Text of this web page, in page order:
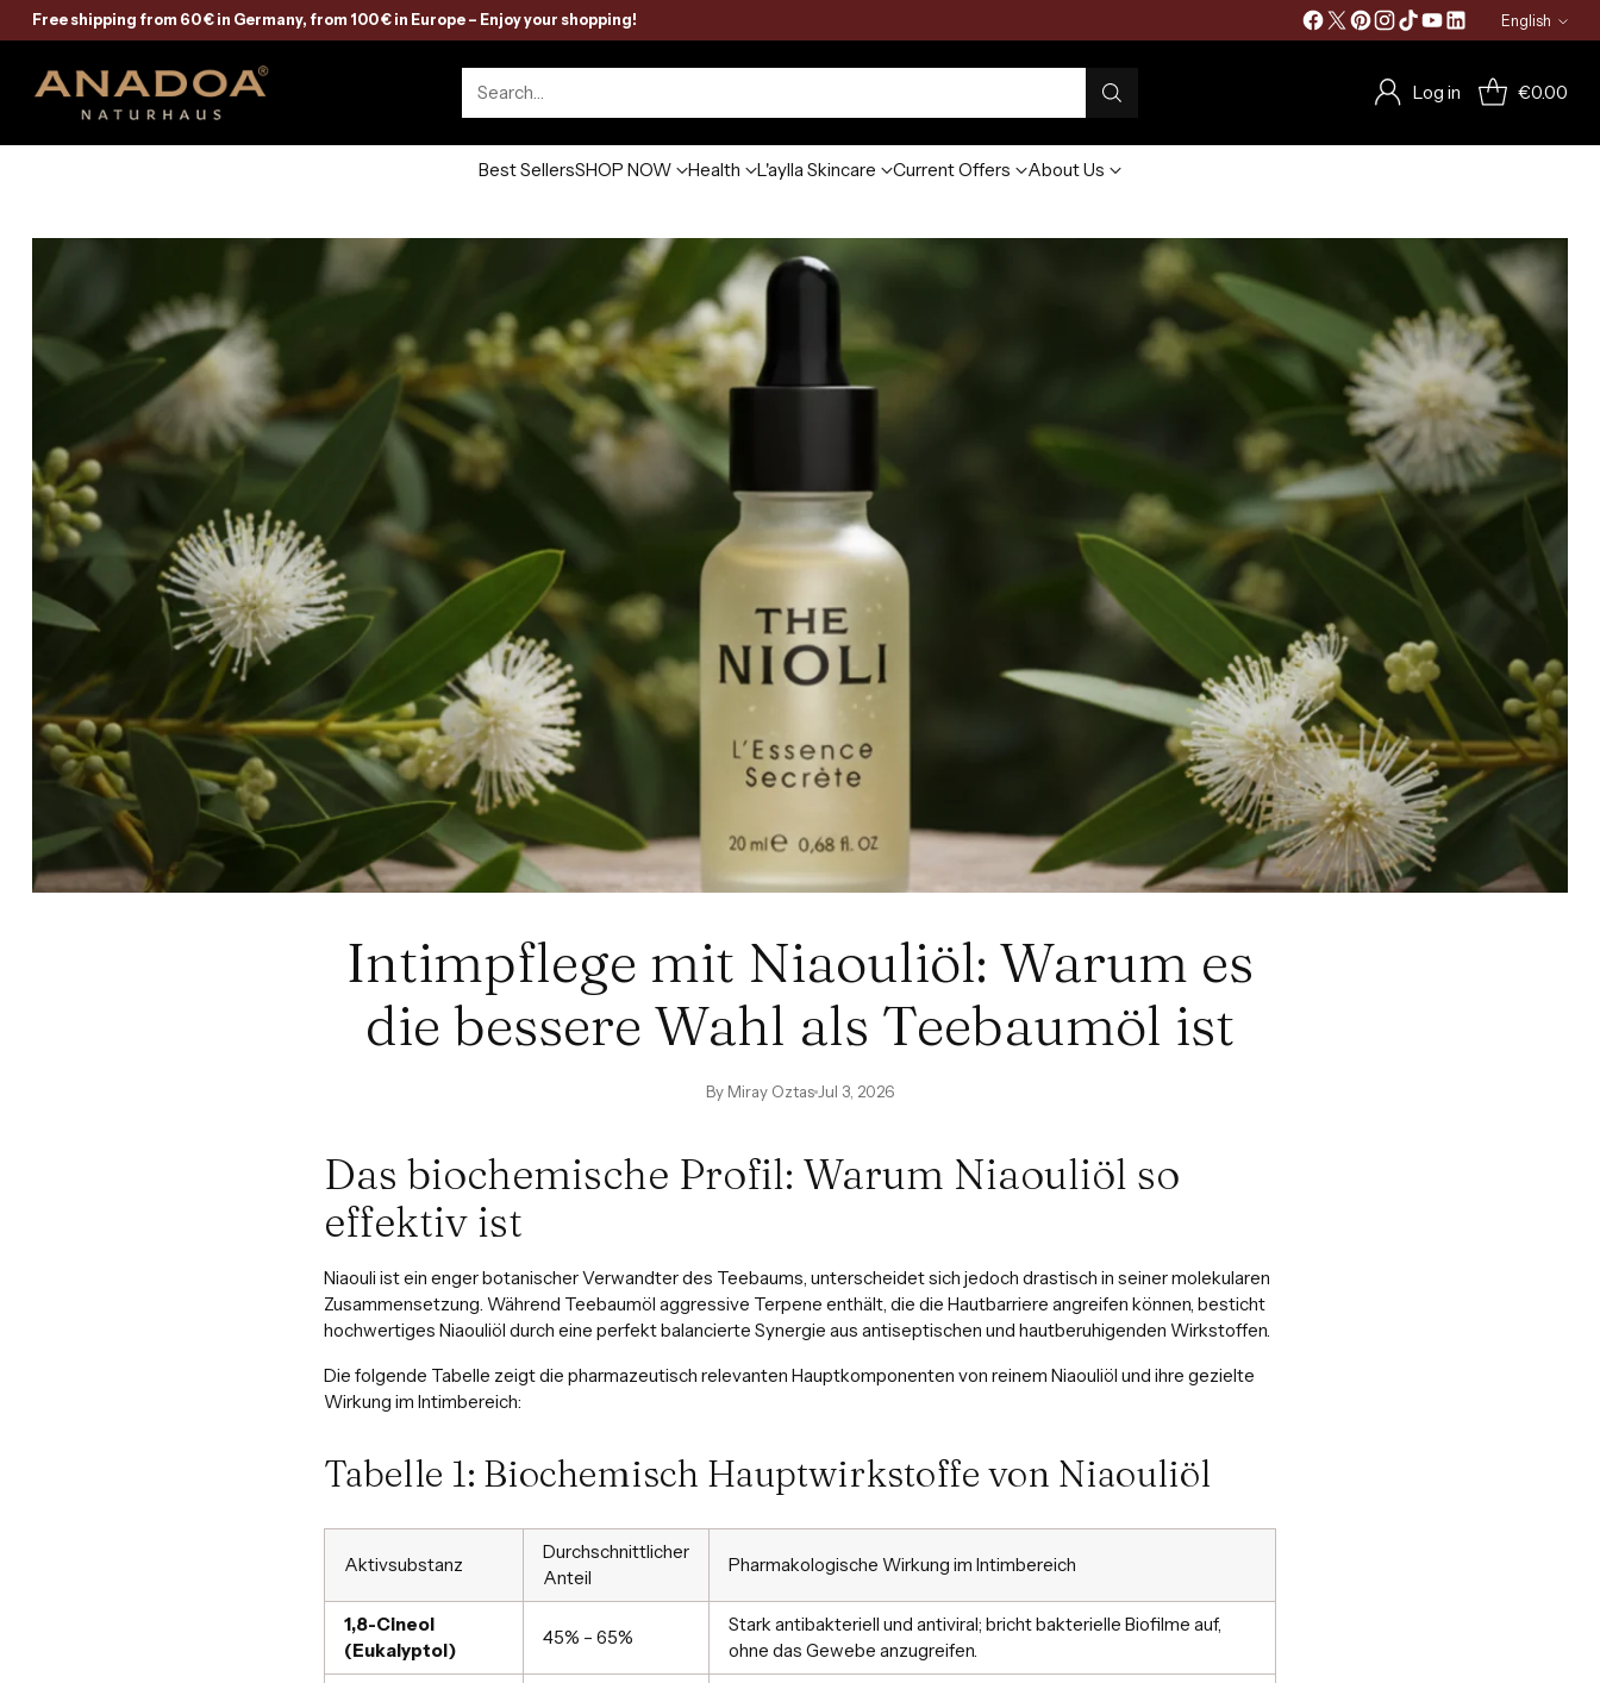
Search… Log in €0.00
Best SellersSHOP NOW Health L'aylla Skincare Current Offers About Us
Kostenloser Versand ab 60 € in Deutschland, ab 100 € in Europa -Genießen Sie Ihren Einkauf
Language
English
Intimpflege mit Niaouliöl: Warum es
die bessere Wahl als Teebaumöl ist
By Miray Oztas Jul 3, 2026
Das biochemische Profil: Warum Niaouliöl so
effektiv ist
Niaouli ist ein enger botanischer Verwandter des Teebaums, unterscheidet sich jedoch drastisch in seiner molekularen
Zusammensetzung. Während Teebaumöl aggressive Terpene enthält, die die Hautbarriere angreifen können, besticht
hochwertiges Niaouliöl durch eine perfekt balancierte Synergie aus antiseptischen und hautberuhigenden Wirkstoffen.
Die folgende Tabelle zeigt die pharmazeutisch relevanten Hauptkomponenten von reinem Niaouliöl und ihre gezielte
Wirkung im Intimbereich:
Tabelle 1: Biochemisch Hauptwirkstoffe von Niaouliöl
Aktivsubstanz
Durchschnittlicher
Anteil
Pharmakologische Wirkung im Intimbereich
1,8-Cineol
(Eukalyptol)
45% – 65%
Stark antibakteriell und antiviral; bricht bakterielle Biofilme auf,
ohne das Gewebe anzugreifen.